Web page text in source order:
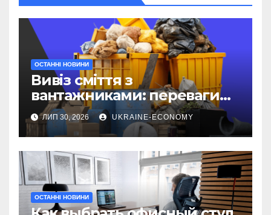
ОСТАННІ НОВИНИ
Вивіз сміття з
вантажниками: переваги
послуги
ЛИП 30, 2026 UKRAINE-ECONOMY
ОСТАННІ НОВИНИ